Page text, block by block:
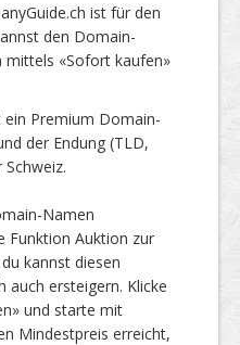
ist für den
den Domain-
mittels «Sofort kaufen»
Premium Domain-
der Endung (TLD,
Namen
Funktion Auktion zur
kannst diesen
auch ersteigern. Klicke
und starte mit
Mindestpreis erreicht,